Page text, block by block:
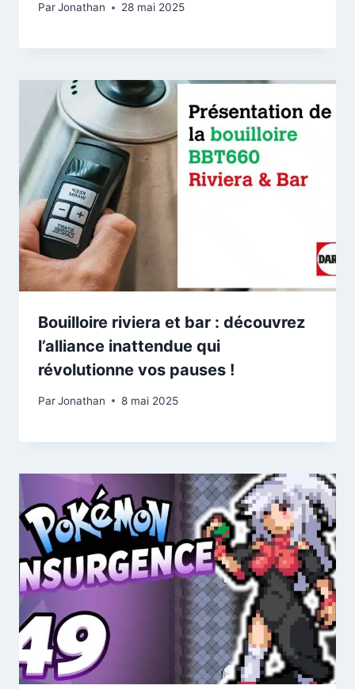
ParJonathan 28 mai 2025
Bouilloire riviera et bar : découvrez
l’alliance inattendue qui
révolutionne vos pauses !
ParJonathan 8 mai 2025